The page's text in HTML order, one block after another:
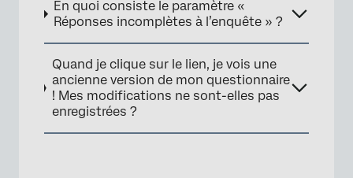
En quoi consiste le paramètre «
Réponses incomplètes à l’enquête » ?
Quand je clique sur le lien, je vois une
ancienne version de mon questionnaire
! Mes modifications ne sont-elles pas
enregistrées ?